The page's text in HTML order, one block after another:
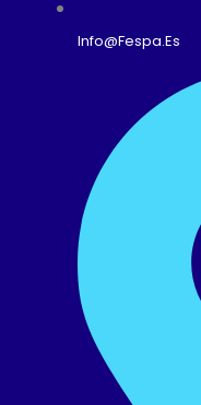
Info@fespa.es